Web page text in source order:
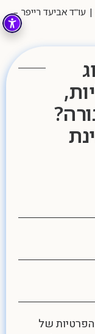
| עו"ד אביעד רייפר –
הפרטיותשל